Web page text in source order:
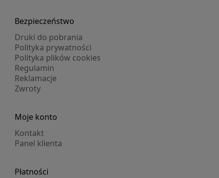
Bezpieczeństwo
Druki do pobrania
Polityka prywatności
Polityka plików cookies
Regulamin
Reklamacje
Zwroty
Moje konto
Kontakt
Panel klienta
Płatności